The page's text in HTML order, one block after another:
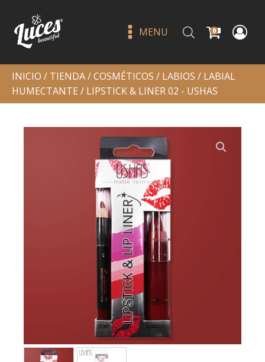
MENU 0
INICIO / TIENDA/COSMÉTICOS / LABIOS / LABIAL
HUMECTANTE / LIPSTICK & LINER 02 - USHAS
Riding solo single shadow
galaxy crushin - beauty
creations
Q 49.00